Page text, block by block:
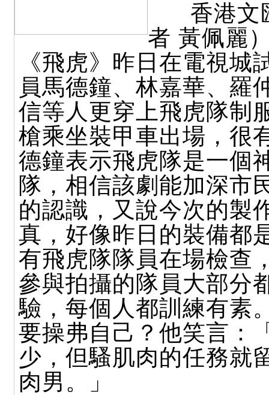
香港文
者 黃佩麗
《飛虎》昨日在電視城
員馬德鐘、林嘉華、羅
信等人更穿上飛虎隊制
槍乘坐裝甲車出場，很
德鐘表示飛虎隊是一個
隊，相信該劇能加深市
的認識，又說今次的製
真，好像昨日的裝備都
有飛虎隊隊員在場檢查
參與拍攝的隊員大部分
驗，每個人都訓練有素
要操弗自己？他笑言：
少，但騷肌肉的任務就
肉男。」